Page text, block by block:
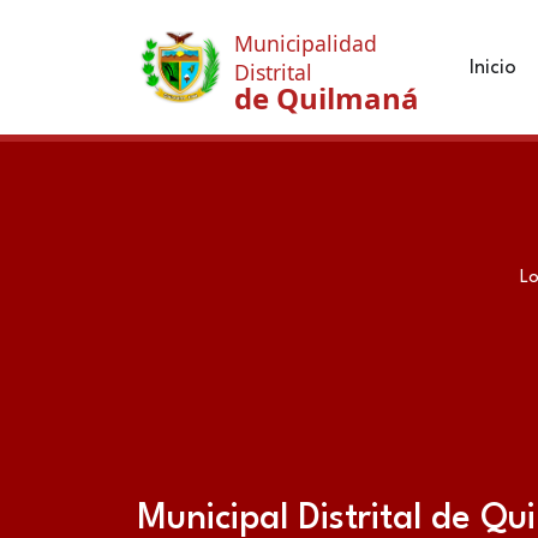
Municipalidad
Distrital
de Quilmaná
Inicio
Municipal Distrital de